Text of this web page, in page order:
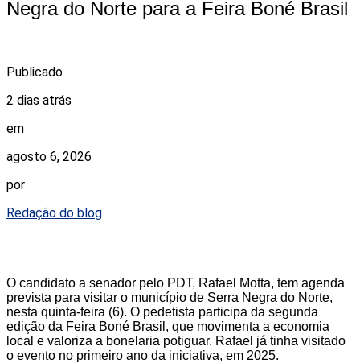
Negra do Norte para a Feira Boné Brasil
Publicado
2 dias atrás
em
agosto 6, 2026
por
Redação do blog
O candidato a senador pelo PDT, Rafael Motta, tem agenda
prevista para visitar o município de Serra Negra do Norte,
nesta quinta-feira (6). O pedetista participa da segunda
edição da Feira Boné Brasil, que movimenta a economia
local e valoriza a bonelaria potiguar. Rafael já tinha visitado
o evento no primeiro ano da iniciativa, em 2025.